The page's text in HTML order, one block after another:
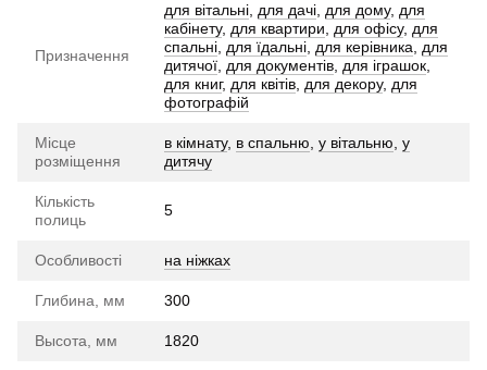
Призначення
для вітальні для дачі для дому, для
кабінету, для квартири для офісу, для
спальні для їдальні для керівника
для
дитячої для документів для іграшок
для книг, для квітів для декору, для
фотографій
Місце
розміщення
в кімнату, в спальню у вітальню у
дитячу
Кількість
полиць
5
Особливості на ніжках
Глибина, мм 300
Высота, мм 1820